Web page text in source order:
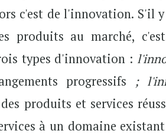
c'est de l'innovation. S'il
produits au marché,
types d'innovation :
progressifs ;
produits et services
à un domaine